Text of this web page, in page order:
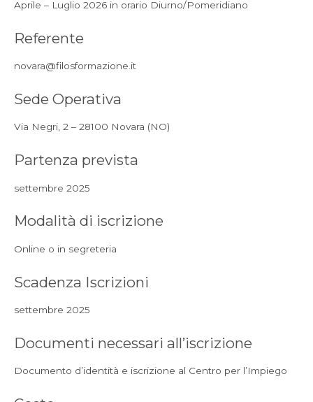
Aprile – Luglio 2026 in orario Diurno/Pomeridiano
Referente
novara@filosformazione.it
Sede Operativa
Via Negri, 2 – 28100 Novara (NO)
Partenza prevista
settembre 2025
Modalità di iscrizione
Online o in segreteria
Scadenza Iscrizioni
settembre 2025
Documenti necessari all’iscrizione
Documento d’identità e iscrizione al Centro per l’Impiego